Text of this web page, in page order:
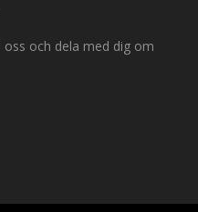
oss och dela med dig om